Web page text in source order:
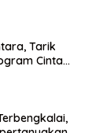
Tarik
Cinta